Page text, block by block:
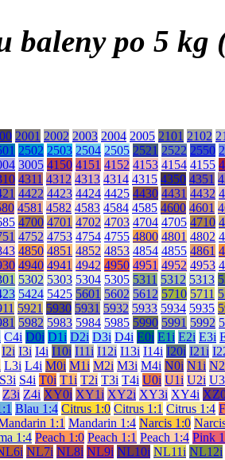
baleny po 5 kg
2001 2002 2003 2004 2005 2101 2102
2502 2503 2504 2505 2521 2522 2550
3005 4150 4151 4152 4153 4154 4155
4311 4312 4313 4314 4315 4350 4351
4422 4423 4424 4425 4430 4431 4432
4581 4582 4583 4584 4585 4600 4601
4700 4701 4702 4703 4704 4705 4710
4752 4753 4754 4755 4800 4801 4802
4850 4851 4852 4853 4854 4855 4861
4940 4941 4942 4950 4951 4952 4953
5302 5303 5304 5305 5311 5312 5313
5424 5425 5601 5602 5612 5710 5711
5921 5930 5931 5932 5933 5934 5935
5982 5983 5984 5985 5990 5991 5992
C4i D0i D1i D2i D3i D4i E0i E1i E2i E3i
I2i I3i I4i I10i I11i I12i I13i I14i I20i I21i
L3i L4i M0i M1i M2i M3i M4i N0i N1i
S3i S4i T0i T1i T2i T3i T4i U0i U1i U2i
Z3i Z4i XY0i XY1i XY2i XY3i XY4i
Blau 1:4 Citrus 1:0 Citrus 1:1 Citrus 1:4
1:1 Mandarin 1:4 Narcis 1:0
1:4 Peach 1:0 Peach 1:1 Peach 1:4 Pink
NL7i NL8i NL9i NL10i NL11i NL12i